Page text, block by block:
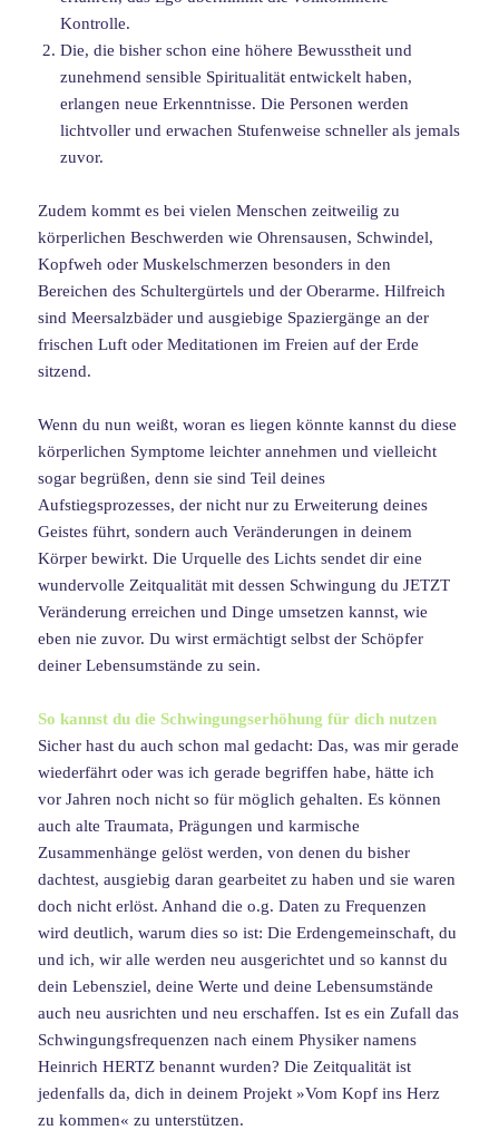
Kontrolle.
Die, die bisher schon eine höhere Bewusstheit und
zunehmend sensible Spiritualität entwickelt haben,
erlangen neue Erkenntnisse. Die Personen werden
lichtvoller und erwachen Stufenweise schneller als jemals
zuvor.
Zudem kommt es bei vielen Menschen zeitweilig zu
körperlichen Beschwerden wie Ohrensausen, Schwindel,
Kopfweh oder Muskelschmerzen besonders in den
Bereichen des Schultergürtels und der Oberarme. Hilfreich
sind Meersalzbäder und ausgiebige Spaziergänge an der
frischen Luft oder Meditationen im Freien auf der Erde
sitzend.
Wenn du nun weißt, woran es liegen könnte kannst du diese
körperlichen Symptome leichter annehmen und vielleicht
sogar begrüßen, denn sie sind Teil deines
Aufstiegsprozesses, der nicht nur zu Erweiterung deines
Geistes führt, sondern auch Veränderungen in deinem
Körper bewirkt. Die Urquelle des Lichts sendet dir eine
wundervolle Zeitqualität mit dessen Schwingung du JETZT
Veränderung erreichen und Dinge umsetzen kannst, wie
eben nie zuvor. Du wirst ermächtigt selbst der Schöpfer
deiner Lebensumstände zu sein.
So kannst du die Schwingungserhöhung für dich nutzen
Sicher hast du auch schon mal gedacht: Das, was mir gerade
wiederfährt oder was ich gerade begriffen habe, hätte ich
vor Jahren noch nicht so für möglich gehalten. Es können
auch alte Traumata, Prägungen und karmische
Zusammenhänge gelöst werden, von denen du bisher
dachtest, ausgiebig daran gearbeitet zu haben und sie waren
doch nicht erlöst. Anhand die o.g. Daten zu Frequenzen
wird deutlich, warum dies so ist: Die Erdengemeinschaft, du
und ich, wir alle werden neu ausgerichtet und so kannst du
dein Lebensziel, deine Werte und deine Lebensumstände
auch neu ausrichten und neu erschaffen. Ist es ein Zufall das
Schwingungsfrequenzen nach einem Physiker namens
Heinrich HERTZ benannt wurden? Die Zeitqualität ist
jedenfalls da, dich in deinem Projekt »Vom Kopf ins Herz
zu kommen« zu unterstützen.